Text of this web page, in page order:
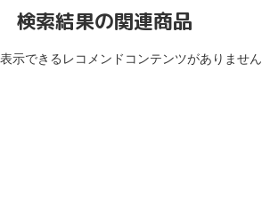
検索結果の関連商品
表示できるレコメンドコンテンツがありません